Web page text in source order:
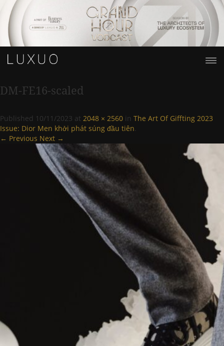
DM-FE16-scaled
Published 10/11/2023 at 2048 × 2560 in The Art Of Giffting 2023
Issue: Dior Men khởi phát súng đầu tiên.
← Previous Next →